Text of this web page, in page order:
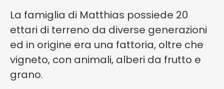
La famiglia di Matthias possiede 20
ettari di terreno da diverse generazioni
ed in origine era una fattoria, oltre che
vigneto, con animali, alberi da frutto e
grano.